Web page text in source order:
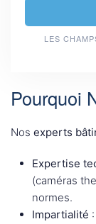
LES
Pourquoi
Nos experts
Expertise
(caméras
normes.
Impartialité